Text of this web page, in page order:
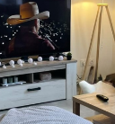
voir le